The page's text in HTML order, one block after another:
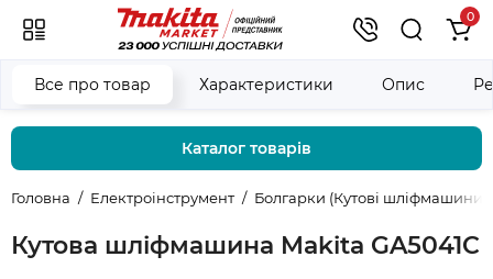
0
Каталог товарів
Головна Електроінструмент Болгарки (Кутові шліфмашини)
Кутова шліфмашина Makita GA5041C
Все про товар Характеристики Опис